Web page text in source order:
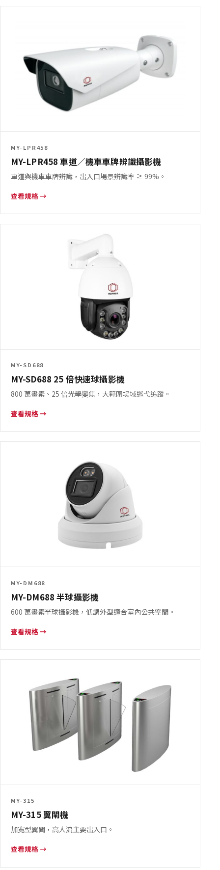
MY-LPR458
MY-LPR458 車道／機車車牌辨識攝影機
車道與機車車牌辨識，出入口場景辨識率 ≥ 99%。
查看規格 →
MY-SD688
MY-SD688 25 倍快速球攝影機
800 萬畫素、25 倍光學變焦，大範圍場域巡弋追蹤。
查看規格 →
MY-DM688
MY-DM688 半球攝影機
600 萬畫素半球攝影機，低調外型適合室內公共空間。
查看規格 →
MY-315
MY-315 翼閘機
加寬型翼閘，高人流主要出入口。
查看規格 →